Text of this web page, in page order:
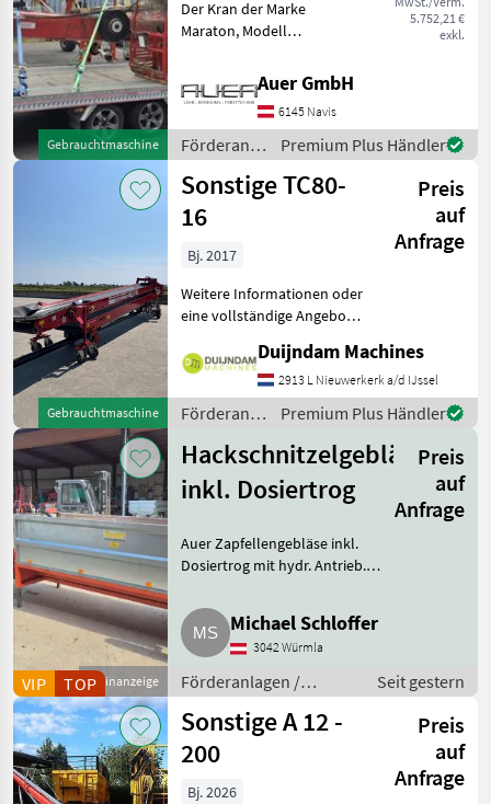
Gebrauchtmaschine
5.752,21 €
exkl.
Der Kran der Marke
Maraton, Modell
Baujahr 2007, bietet eine
zuverlässige Leistung mit
einer Motorstärke von 10
PS. Mit insgesamt 1000
Betriebsstu
Auer GmbH
6145 Navis
Förderanlagen
/ Maraton
Premium Plus Händler
Gebrauchtmaschine
Sonstige TC80-
16
Preis
auf
Anfrage
Bj. 2017
Weitere Informationen oder
eine vollständige Angebot?
schnell an auf unsere
Duijndam Machines
Website! Sie können uns
auch anrufen.Alle zu
Duijndam Machines
2913 L Nieuwerkerk a/d IJssel
FörderanlagenPremium Plus Händler
Kleinanzeige
VIP TOP
Hackschnitzelgebläse
inkl. Dosiertrog
Preis
auf
Anfrage
Auer Zapfellengebläse inkl.
Dosiertrog mit hydr. Antrieb.
2015. Förderanlagen Gebläse
Michael Schloffer
3042 Würmla
Förderanlagen /
Gebläse
Seit gestern
Sonstige A 12 -
200
Preis
auf
Anfrage
Bj. 2026